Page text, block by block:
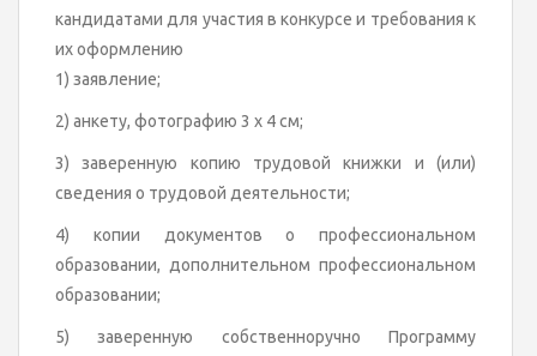
кандидатами для участия в конкурсе и требования к
их оформлению
1) заявление;
2) анкету, фотографию 3 х 4 см;
3) заверенную копию трудовой книжки и (или)
сведения о трудовой деятельности;
4) копии документов о профессиональном
образовании, дополнительном профессиональном
образовании;
5) заверенную собственноручно Программу